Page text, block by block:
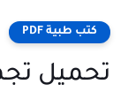
كتب طبية PDF
تحميل